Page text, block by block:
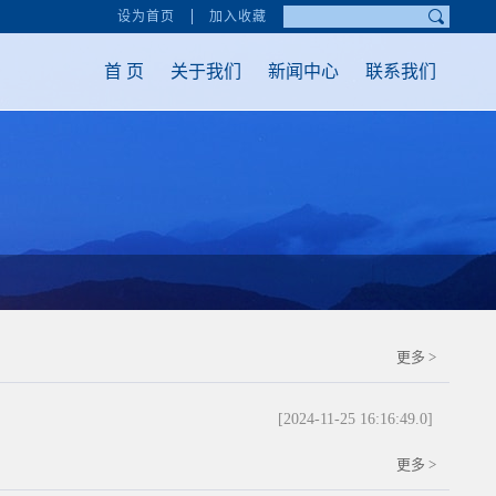
设为首页 加入收藏
首 页 关于我们 新闻中心 联系我们
更多 >
[2024-11-25 16:16:49.0]
更多 >